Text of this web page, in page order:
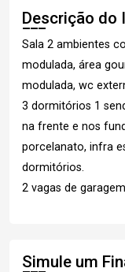
Descrição do
Sala 2 ambientes
modulada, área
modulada, wc
3 dormitórios 1
na frente e nos
porcelanato, infra
dormitórios.
2 vagas de
Simule um